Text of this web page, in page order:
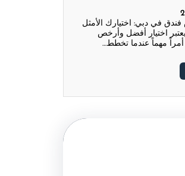
في دبي: اختيارك الأمثل
اختيار أفضل وأرخص
مهماً عندما تخطط…